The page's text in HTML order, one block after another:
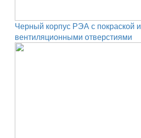
Черный корпус РЭА с покраской и
вентиляционными отверстиями